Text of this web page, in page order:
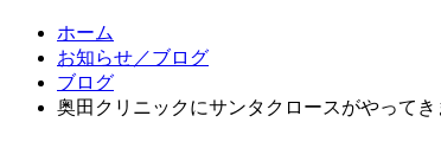
ホーム
お知らせ／ブログ
ブログ
奥田クリニックにサンタクロースがやってき